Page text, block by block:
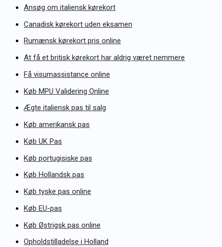
Ansøg om italiensk kørekort
Canadisk kørekort uden eksamen
Rumænsk kørekort pris online
At få et britisk kørekort har aldrig været nemmere
Få visumassistance online
Køb MPU Validering Online
Ægte italiensk pas til salg
Køb amerikansk pas
Køb UK Pas
Køb portugisiske pas
Køb Hollandsk pas
Køb tyske pas online
Køb EU-pas
Køb Østrigsk pas online
Opholdstilladelse i Holland